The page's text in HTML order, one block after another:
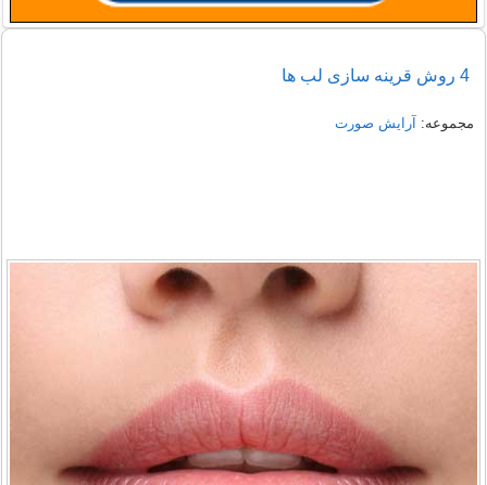
4 روش قرینه سازی لب ها
مجموعه: آرایش صورت